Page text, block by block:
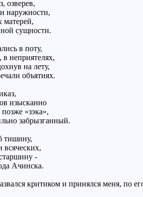
озверев,
наружности,
матерей,
сущности.
в поту,
в неприятелях,
на лету,
объятиях.
изысканно
«зэка»,
забрызганный.
тишину,
-
Ачинска.
критиком и принялся меня, по